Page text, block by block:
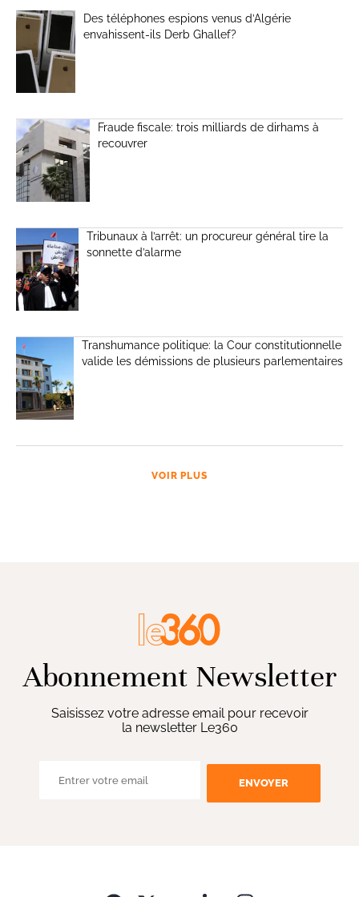
Des téléphones espions venus d’Algérie
envahissent-ils Derb Ghallef?
Fraude fiscale: trois milliards de dirhams à
recouvrer
Tribunaux à l’arrêt: un procureur général tire la
sonnette d’alarme
Transhumance politique: la Cour constitutionnelle
valide les démissions de plusieurs parlementaires
VOIR PLUS
Abonnement Newsletter
Saisissez votre adresse email pour recevoir
la newsletter Le360
ENVOYER